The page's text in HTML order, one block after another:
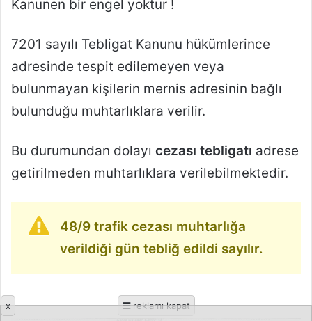
Kanunen bir engel yoktur !
7201 sayılı Tebligat Kanunu hükümlerince
adresinde tespit edilemeyen veya
bulunmayan kişilerin mernis adresinin bağlı
bulunduğu muhtarlıklara verilir.
Bu durumundan dolayı cezası tebligatı adrese
getirilmeden muhtarlıklara verilebilmektedir.
48/9 trafik cezası muhtarlığa
verildiği gün tebliğ edildi sayılır.
reklamı kapat
x